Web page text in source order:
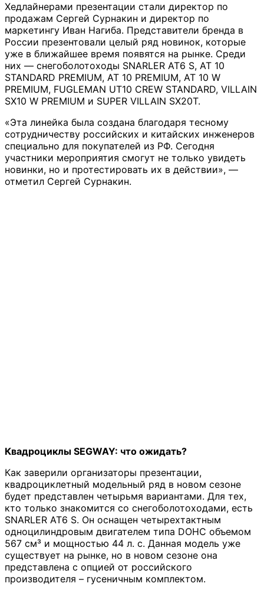
Хедлайнерами презентации стали директор по
продажам Сергей Сурнакин и директор по
маркетингу Иван Нагиба. Представители бренда в
России презентовали целый ряд новинок, которые
уже в ближайшее время появятся на рынке. Среди
них — снегоболотоходы SNARLER AT6 S, AT 10
STANDARD PREMIUM, AT 10 PREMIUM, AT 10 W
PREMIUM, FUGLEMAN UT10 CREW STANDARD, VILLAIN
SX10 W PREMIUM и SUPER VILLAIN SX20T.
«Эта линейка была создана благодаря тесному
сотрудничеству российских и китайских инженеров
специально для покупателей из РФ. Сегодня
участники мероприятия смогут не только увидеть
новинки, но и протестировать их в действии», —
отметил Сергей Сурнакин.
Квадроциклы SEGWAY: что ожидать?
Как заверили организаторы презентации,
квадроциклетный модельный ряд в новом сезоне
будет представлен четырьмя вариантами. Для тех,
кто только знакомится со снегоболотоходами, есть
SNARLER AT6 S. Он оснащен четырехтактным
одноцилиндровым двигателем типа DOHC объемом
567 см³ и мощностью 44 л. с. Данная модель уже
существует на рынке, но в новом сезоне она
представлена с опцией от российского
производителя – гусеничным комплектом.